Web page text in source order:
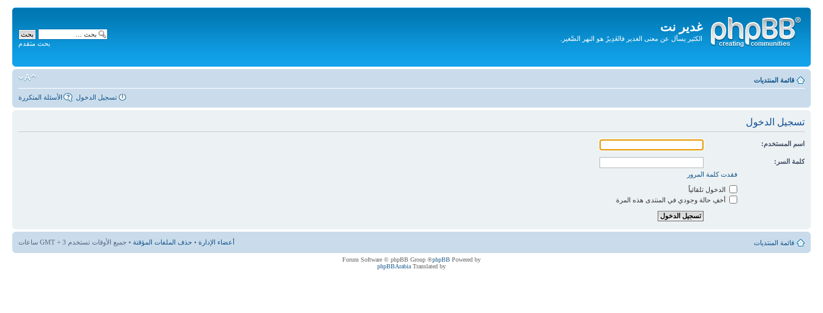
غدير نت
الكثير يسأل عن معنى الغدير فالغَدِيرُ هو النهر الصَّغير.
المحتويات
بحث متقدم
قائمة المنتديات
الأسئلة المتكررة تسجيل الدخول
تسجيل الدخول
اسم المستخدم:
كلمة السر:
فقدت كلمة المرور
الدخول تلقائياً
أخفِ حالة وجودي في المنتدى هذه المرة
قائمة المنتديات أعضاء الإدارة • حذف الملفات المؤقتة • جميع الأوقات تستخدم GMT + 3 ساعات
Powered by
phpBB
® Forum Software © phpBB Group
Translated by
phpBBArabia